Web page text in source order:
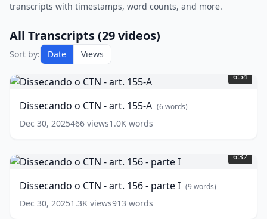
transcripts with timestamps, word counts, and more.
All Transcripts (29videos)
Sort by: Date Views
Dissecando
o
CTN
art.
155-
6:54
Dissecando o CTN - art. 155-A (6words)
Dec 30, 2025466 views1.0K words
o
CTN
art.
156
6:32
Dissecando o CTN - art. 156 - parte I (9words)
Dec 30, 20251.3K views913 words